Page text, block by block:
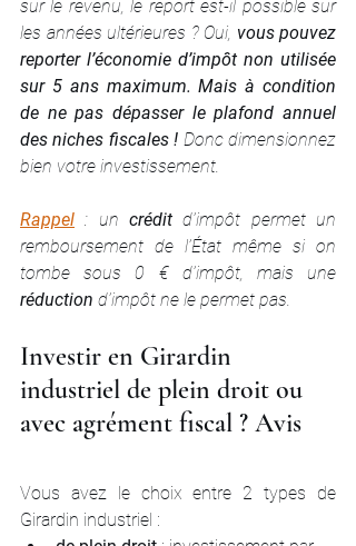
sur le revenu, le report est-il possible sur
les années ultérieures ? Oui, vous pouvez
reporter l’économie d’impôt non utilisée
sur 5 ans maximum. Mais à condition
de ne pas dépasser le plafond annuel
des niches fiscales ! Donc dimensionnez
bien votre investissement.
Rappel : un crédit d’impôt permet un
remboursement de l’État même si on
réduction d’impôt ne le permet pas.
Investir en Girardin
industriel de plein droit ou
avec agrément fiscal ? Avis
Vous avez le choix entre 2 types de
Girardin industriel :